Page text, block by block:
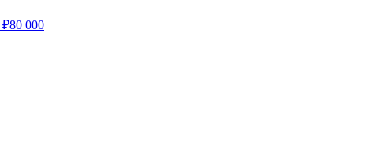
₽80 000